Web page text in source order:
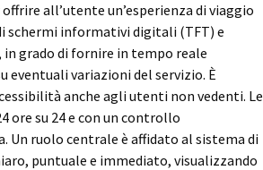
all’utente un’esperienza di viaggio
schermi informativi digitali (TFT) e
grado di fornire in tempo reale
eventuali variazioni del servizio. È
anche agli utenti non vedenti. Le
ore su 24 e con un controllo
Un ruolo centrale è affidato al sistema di
puntuale e immediato, visualizzando